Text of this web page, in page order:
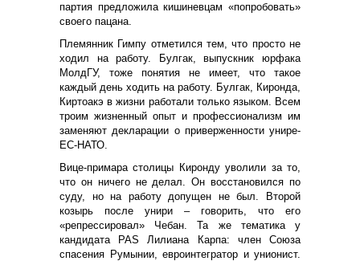
партия предложила кишиневцам «попробовать»
своего пацана.
Племянник Гимпу отметился тем, что просто не
ходил на работу. Булгак, выпускник юрфака
МолдГУ, тоже понятия не имеет, что такое
каждый день ходить на работу. Булгак, Киронда,
Киртоакэ в жизни работали только языком. Всем
троим жизненный опыт и профессионализм им
заменяют декларации о приверженности унире-
ЕС-НАТО.
Вице-примара столицы Киронду уволили за то,
что он ничего не делал. Он восстановился по
суду, но на работу допущен не был. Второй
козырь после унири – говорить, что его
«репрессировал» Чебан. Та же тематика у
кандидата PAS Лилиана Карпа: член Союза
спасения Румынии, евроинтегратор и унионист.